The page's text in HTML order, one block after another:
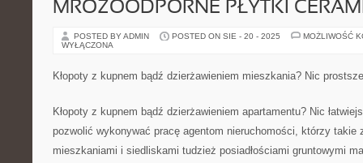
MROZOODPORNE PŁYTKI
POSTED BY ADMIN POSTED ON SIE - 20 - 2025
MOŻLIWOŚĆ
WYŁĄCZONA
Kłopoty z kupnem bądź dzierżawieniem mieszkania? Nic
Kłopoty z kupnem bądź dzierżawieniem apartamentu? Nic
pozwolić wykonywać pracę agentom nieruchomości, którzy takie
mieszkaniami i siedliskami tudzież posiadłościami gruntowymi